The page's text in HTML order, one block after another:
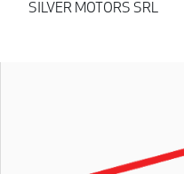
SILVER MOTORS SRL